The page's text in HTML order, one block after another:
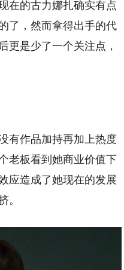
在的古力娜扎确实有点
了，然而拿得出手的代
更是少了一个关注点，
有作品加持再加上热度
老板看到她商业价值下
应造成了她现在的发展